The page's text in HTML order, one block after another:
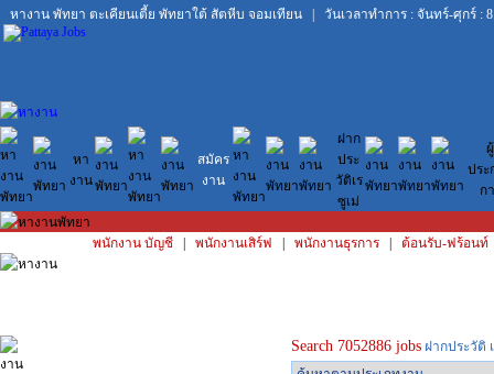
หางาน พัทยา ตะเคียนเตี้ย พัทยาใต้ สัตหีบ จอมเทียน | วันเวลาทำการ : จันทร์-ศุกร์ :
หา
งาน
สมัคร
งาน
ฝาก
ประ
วัติเร
ซูเม่
ผู้
ประ
ก
พนักงาน บัญชี พนักงานเสิร์ฟ พนักงานธุรการ ต้อนรับ-ฟร้อนท์
Search 7052886 jobs ฝากประวัติ